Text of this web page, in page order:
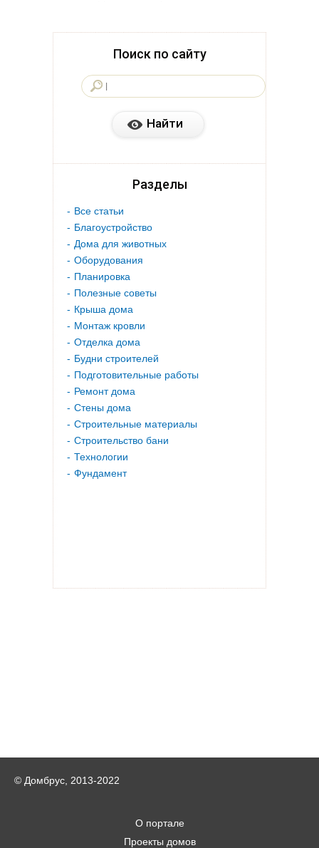
Поиск по сайту
Разделы
Все статьи
Благоустройство
Дома для животных
Оборудования
Планировка
Полезные советы
Крыша дома
Монтаж кровли
Отделка дома
Будни строителей
Подготовительные работы
Ремонт дома
Стены дома
Строительные материалы
Строительство бани
Технологии
Фундамент
© Домбрус, 2013-2022
О портале
Проекты домов